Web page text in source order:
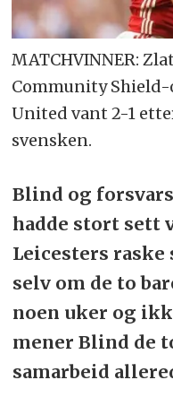
MATCHVINNER:
Community
United vant 2-1
svensken.
Blind og
hadde stort sett
Leicesters raske
selv om de to
noen uker og
mener Blind de
samarbeid